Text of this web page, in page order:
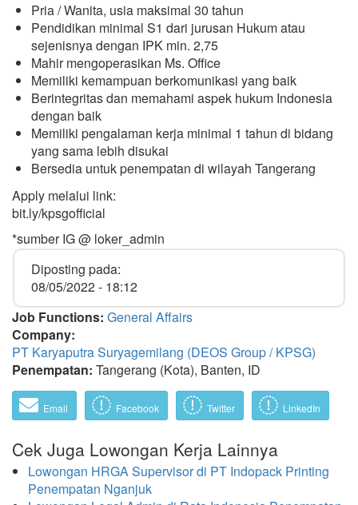
Pria / Wanita, usia maksimal 30 tahun
Pendidikan minimal S1 dari jurusan Hukum atau
sejenisnya dengan IPK min. 2,75
Mahir mengoperasikan Ms. Office
Memiliki kemampuan berkomunikasi yang baik
Berintegritas dan memahami aspek hukum Indonesia
dengan baik
Memiliki pengalaman kerja minimal 1 tahun di bidang
yang sama lebih disukai
Bersedia untuk penempatan di wilayah Tangerang
Apply melalui link:
bit.ly/kpsgofficial
*sumber IG @ loker_admin
Diposting pada:
08/05/2022 - 18:12
Job Functions: General Affairs
Company:
PT Karyaputra Suryagemilang (DEOS Group / KPSG)
Penempatan: Tangerang (Kota), Banten, ID
Email Facebook Twitter LinkedIn
Cek Juga Lowongan Kerja Lainnya
Lowongan HRGA Supervisor di PT Indopack Printing
Penempatan Nganjuk